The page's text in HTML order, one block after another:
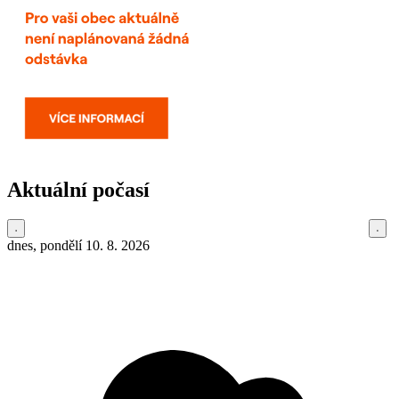
Aktuální počasí
dnes, pondělí 10. 8. 2026